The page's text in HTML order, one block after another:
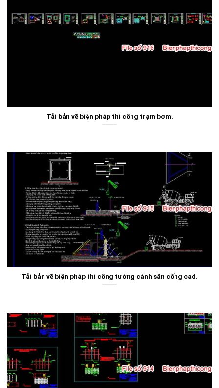
Tải bản vẽ biện pháp thi công trạm bơm.
Tải bản vẽ biện pháp thi công tường cánh sân cống cad.